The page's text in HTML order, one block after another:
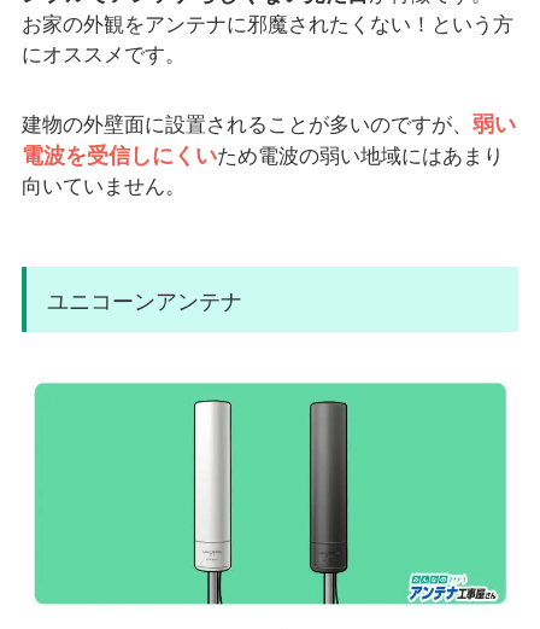
お家の外観をアンテナに邪魔されたくない！という方
にオススメです。
建物の外壁面に設置されることが多いのですが、 弱い
電波を受信しにくいため電波の弱い地域にはあまり
向いていません。
ユニコーンアンテナ